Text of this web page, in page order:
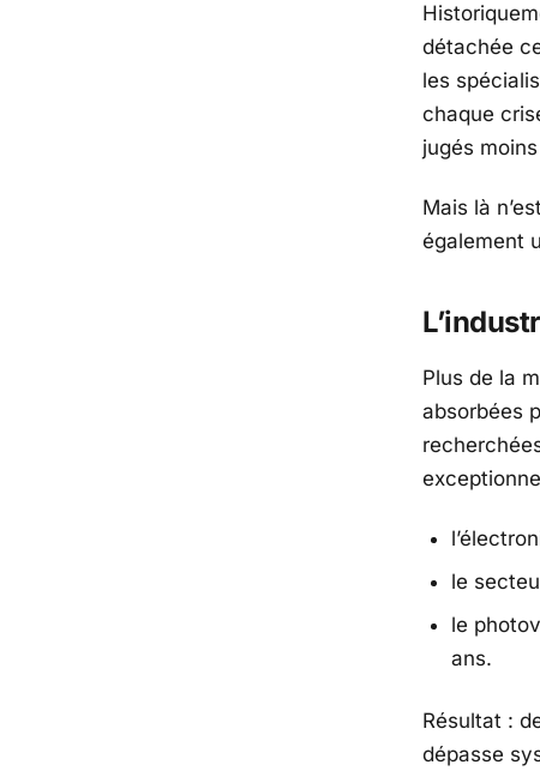
détachée
les
chaque
jugés
Mais là
également
Plus de la
absorbées
le
le
ans.
Résultat :
dépasse